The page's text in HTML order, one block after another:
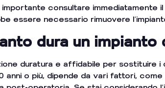
consultare immediatamente
essere necessario rimuovere
dura un impianto
duratura e affidabile per sostituire i
o più, dipende da vari fattori, come